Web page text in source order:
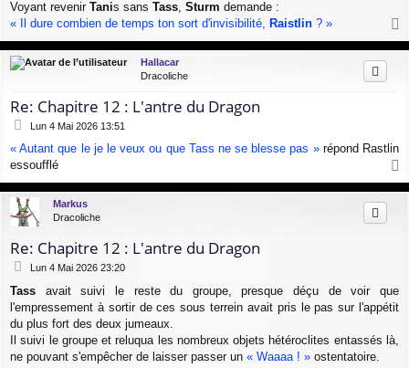
s
s
g
e
Voyant revenir Tanis sans Tass Sturm demande :
« Il dure combien de temps ton sort d'invisibilité,
Raistlin ? »
u
Hallacar
Dracoliche
Re: Chapitre 12 : L'antre du Dragon
M
s
s
g
e
Lun 4 Mai 2026 13:51
« Autant que le je le veux ou que Tass ne se blesse pas »répond Rastlin
essoufflé
a
u
Markus
Dracoliche
Re: Chapitre 12 : L'antre du Dragon
M
s
s
a
Lun 4 Mai 2026 23:20
Tass avait suivi le reste du groupe, presque déçu de voir que
l'empressement à sortir de ces sous terrein avait pris le pas sur l'appétit
du plus fort des deux jumeaux.
Il suivi le groupe et reluqua les nombreux objets hétéroclites entassés là,
ne pouvant s'empêcher de laisser passer un « Waaaa ! » ostentatoire.